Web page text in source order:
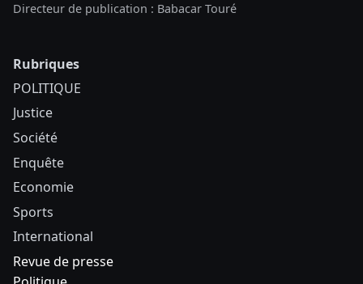
Directeur de publication : Babacar Touré
Rubriques
POLITIQUE
Justice
Société
Enquête
Economie
Sports
International
Revue de presse